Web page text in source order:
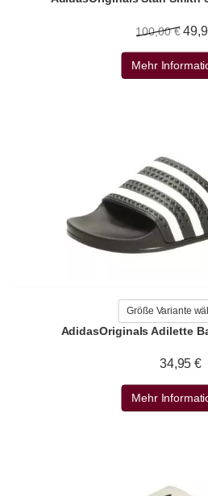
100,00 €
Mehr
Größe Variante
AdidasOriginals Adilette
34,95 €
Mehr